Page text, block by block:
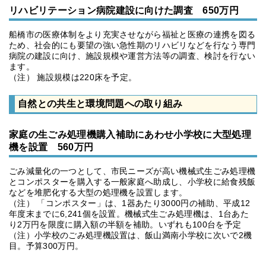
リハビリテーション病院建設に向けた調査 650万円
船橋市の医療体制をより充実させながら福祉と医療の連携を図る
ため、社会的にも要望の強い急性期のリハビリなどを行なう専門
病院の建設に向け、施設規模や運営方法等の調査、検討を行ない
ます。
（注） 施設規模は220床を予定。
自然との共生と環境問題への取り組み
家庭の生ごみ処理機購入補助にあわせ小学校に大型処理
機を設置 560万円
ごみ減量化の一つとして、市民ニーズが高い機械式生ごみ処理機
とコンポスターを購入する一般家庭へ助成し、小学校に給食残飯
などを堆肥化する大型の処理機を設置します。
（注） 「コンポスター」は、1器あたり3000円の補助、平成12
年度末までに6,241個を設置。機械式生ごみ処理機は、1台あた
り2万円を限度に購入額の半額を補助。いずれも100台を予定
（注）小学校のごみ処理機設置は、飯山満南小学校に次いで2機
目。予算300万円。